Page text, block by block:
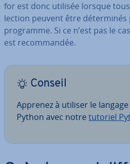
for est donc utilisée lorsque
lec­tion peuvent être dé­ter­mi­nés
programme. Si ce n’est pas le
est re­com­man­dée.
Conseil
Apprenez à utiliser le
Python avec notre tutoriel